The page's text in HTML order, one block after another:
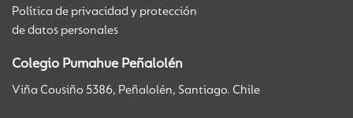
Política de privacidad y protección
de datos personales
Colegio Pumahue Peñalolén
Viña Cousiño 5386, Peñalolén, Santiago. Chile